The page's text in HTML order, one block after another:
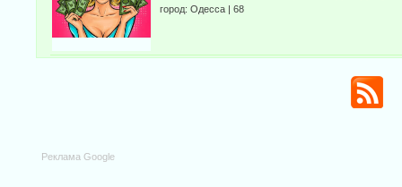
город: Одесса | 68
Реклама Google